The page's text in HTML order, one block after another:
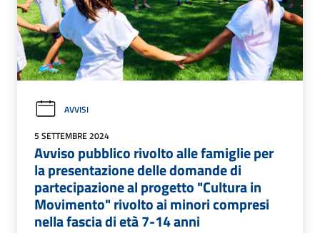
AVVISI
5 SETTEMBRE 2024
Avviso pubblico rivolto alle famiglie per
la presentazione delle domande di
partecipazione al progetto "Cultura in
Movimento" rivolto ai minori compresi
nella fascia di età 7-14 anni